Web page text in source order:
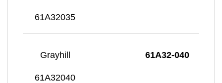
61A32035
Grayhill 61A32-040
61A32040